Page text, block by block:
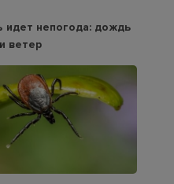
идет непогода: дождь
ветер